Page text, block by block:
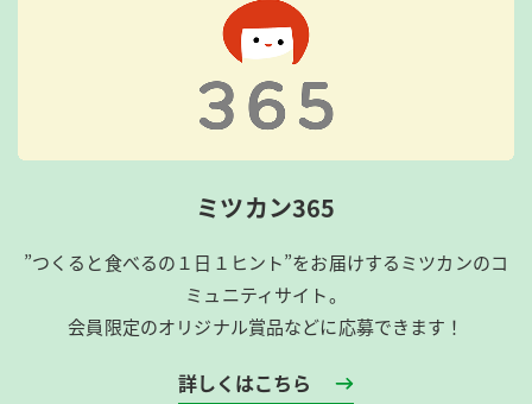
ミツカン365
”つくると食べるの１日１ヒント”をお届けするミツカンのコ
ミュニティサイト。
会員限定のオリジナル賞品などに応募できます！
詳しくはこちら